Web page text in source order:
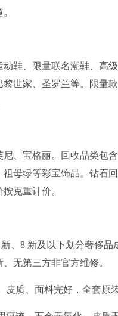
鞋、限量联名潮鞋、高
世家、圣罗兰等。限量
、宝格丽。回收品类包
母绿等彩宝饰品。钻石
克重计价。
、8 新及以下划分奢侈
无第三方非官方维修。
质、面料完好，全套原